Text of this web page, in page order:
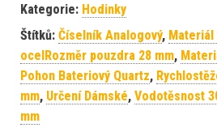
Kategorie: Hodinky
Štítků: Číselník Analogový, Materiál
ocelRozměr pouzdra 28 mm,
Pohon Bateriový Quartz,
mm, Určení Dámské, Vodotěsnost
mm